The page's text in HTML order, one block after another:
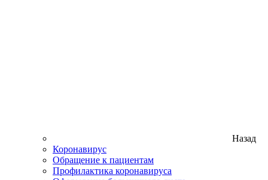
Назад
Коронавирус
Обращение к пациентам
Профилактика коронавируса